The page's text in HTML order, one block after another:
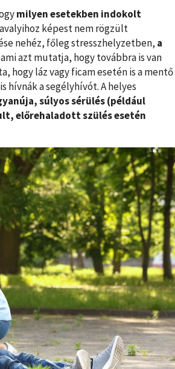
milyen esetekben indokolt
képest nem rögzült
nehéz, főleg stresszhelyzetben, a
azt mutatja, hogy továbbra is van
hogy láz vagy ficam esetén is a mentő
hívnák a segélyhívót. A helyes
súlyos sérülés (például
előrehaladott szülés esetén